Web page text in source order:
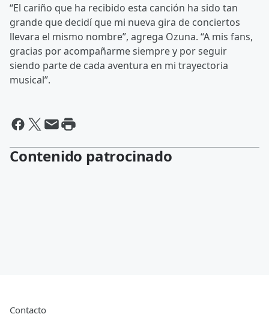
“El cariño que ha recibido esta canción ha sido tan
grande que decidí que mi nueva gira de conciertos
llevara el mismo nombre”, agrega Ozuna. “A mis fans,
gracias por acompañarme siempre y por seguir
siendo parte de cada aventura en mi trayectoria
musical”.
Contenido patrocinado
Contacto